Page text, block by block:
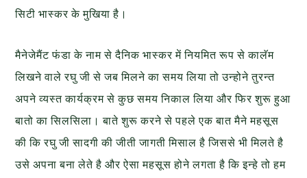
सिटी भास्कर के मुखिया है।
मैनेजेमैंट फंडा के नाम से दैनिक भास्कर में नियमित रूप से कालॅम
लिखने वाले रघु जी से जब मिलने का समय लिया तो उन्होने तुरन्त
अपने व्यस्त कार्यक्रम से कुछ समय निकाल लिया और फिर शुरू हुआ
बातो का सिलसिला। बाते शुरू करने से पहले एक बात मैने महसूस
की कि रघु जी सादगी की जीती जागती मिसाल है जिससे भी मिलते है
उसे अपना बना लेते है और ऐसा महसूस होने लगता है कि इन्हे तो हम